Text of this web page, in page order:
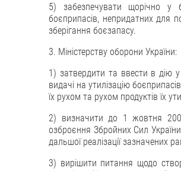
5) забезпечувати щорічно у
боєприпасів, непридатних для
зберігання боєзапасу.
3. Міністерству оборони України:
1) затвердити та ввести в дію
видачі на утилізацію
їх рухом та рухом продуктів їх
2) визначити до 1 жовтня
озброєння Збройних Сил
дальшої реалізації зазначених
3) вирішити питання щодо